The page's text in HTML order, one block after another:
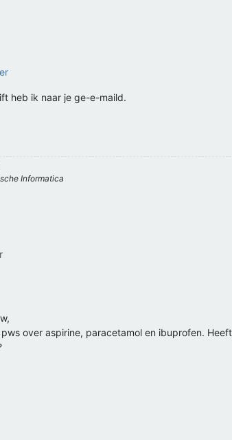
heb ik naar je ge-e-maild.
Informatica
over aspirine, paracetamol en ibuprofen.